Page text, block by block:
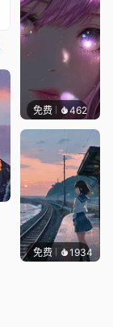
免费 462辰东
免费 1934辰东